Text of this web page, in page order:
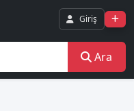
Giriş
Ara